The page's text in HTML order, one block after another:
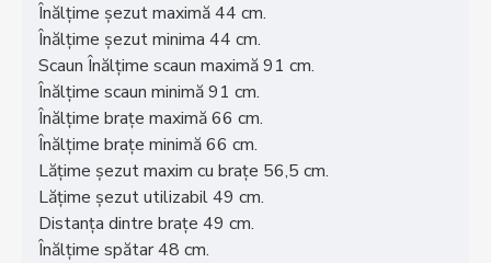
Înălțime șezut maximă 44 cm.
Înălțime șezut minima 44 cm.
Scaun Înălțime scaun maximă 91 cm.
Înălțime scaun minimă 91 cm.
Înălțime brațe maximă 66 cm.
Înălțime brațe minimă 66 cm.
Lățime șezut maxim cu brațe 56,5 cm.
Lățime șezut utilizabil 49 cm.
Distanța dintre brațe 49 cm.
Înălțime spătar 48 cm.